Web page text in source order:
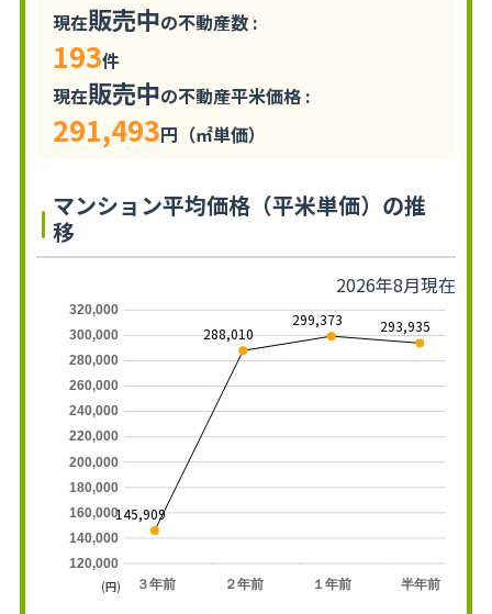
現在販売中の不動産数 :
193件
現在販売中の不動産平米価格 :
291,493円（㎡単価）
マンション平均価格（平米単価）の推
移
2026年8月現在
３年前 ２年前 １年前 半年前
120,000
140,000
160,000
180,000
200,000
220,000
240,000
260,000
280,000
300,000
320,000
145,909
288,010
299,373 293,935
(円)